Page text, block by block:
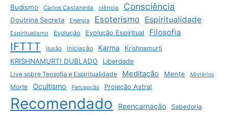
Budismo Carlos Castaneda ciência Consciência
Doutrina Secreta Energia Esoterismo Espiritualidade
Espiritualismo Evolução Evolução Espiritual Filosofia
IFTTT ilusão Iniciação Karma Krishnamurti
KRISHNAMURTI DUBLADO
Liberdade
Live sobre Teosofia e Espiritualidade
Meditação Mente Mistérios
Morte Ocultismo Percepção Projeção Astral
Recomendado Reencarnação Sabedoria